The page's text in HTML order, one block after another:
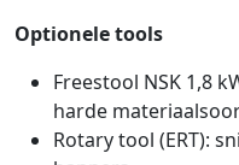
Optionele tools
Freestool NSK 1,8
harde
Rotary tool (ERT):